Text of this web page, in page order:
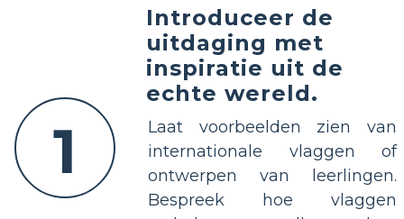
1
Introduceer de
uitdaging met
inspiratie uit de
echte wereld.
Laat voorbeelden zien van
internationale vlaggen of
ontwerpen van leerlingen.
Bespreek hoe vlaggen